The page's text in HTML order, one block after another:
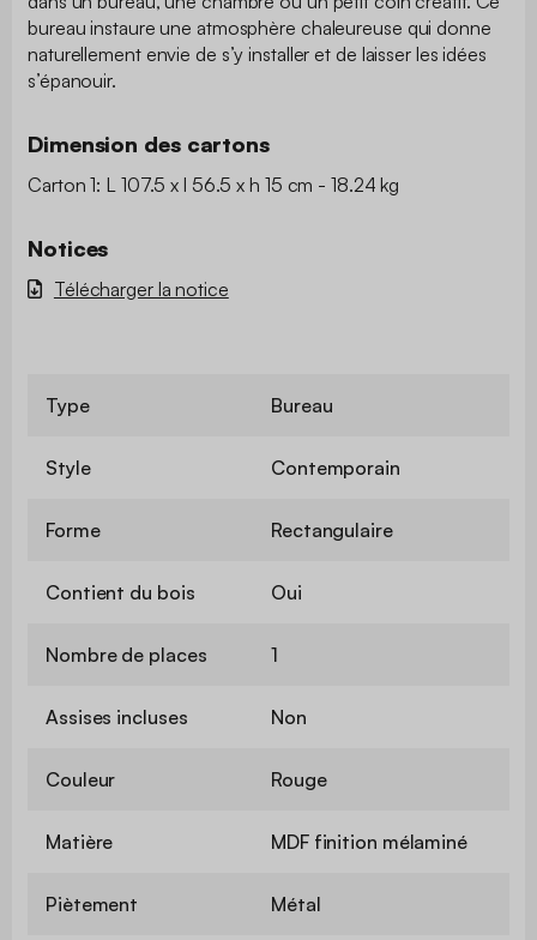
bureau instaure une atmosphère chaleureuse qui donne
naturellement envie de s’y installer et de laisser les idées
s’épanouir.
Dimension des cartons
Carton 1: L 107.5 x l 56.5 x h 15 cm - 18.24 kg
Notices
Télécharger la notice
Type Bureau
Style Contemporain
Forme Rectangulaire
Contient du bois Oui
Nombre de places 1
Assises incluses Non
Couleur Rouge
Matière MDF finition mélaminé
Piètement Métal